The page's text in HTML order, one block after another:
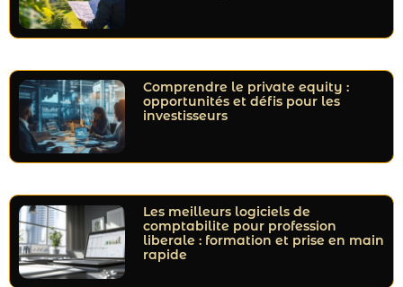
Comprendre le private equity :
opportunités et défis pour les
investisseurs
Les meilleurs logiciels de
comptabilite pour profession
liberale : formation et prise en main
rapide